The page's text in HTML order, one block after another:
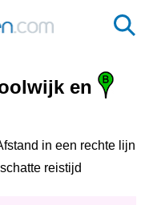
en
in een rechte lijn
reistijd